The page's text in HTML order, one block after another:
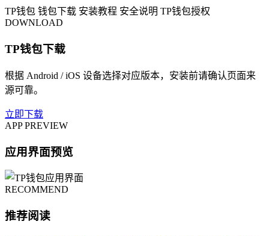
TP钱包 钱包下载 安装教程 安全说明 TP钱包授权
DOWNLOAD
TP钱包下载
根据 Android / iOS 设备选择对应版本，安装前请确认页面来
源可靠。
立即下载
APP PREVIEW
应用界面预览
RECOMMEND
推荐阅读